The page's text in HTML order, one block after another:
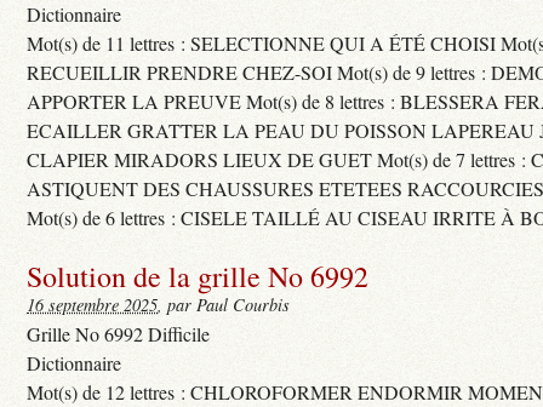
Dictionnaire
Mot(s) de 11 lettres : SELECTIONNE QUI A ÉTÉ CHOISI
RECUEILLIR PRENDRE CHEZ-SOI Mot(s) de 9 lettres :
APPORTER LA PREUVE Mot(s) de 8 lettres : BLESSERA
ECAILLER GRATTER LA PEAU DU POISSON LAPEREAU
CLAPIER MIRADORS LIEUX DE GUET Mot(s) de 7 lettres :
ASTIQUENT DES CHAUSSURES ETETEES
Mot(s) de 6 lettres : CISELE TAILLÉ AU CISEAU IRRITE À
Solution de la grille No 6992
16 septembre 2025, par Paul Courbis
Grille No 6992 Difficile
Dictionnaire
Mot(s) de 12 lettres : CHLOROFORMER ENDORMIR